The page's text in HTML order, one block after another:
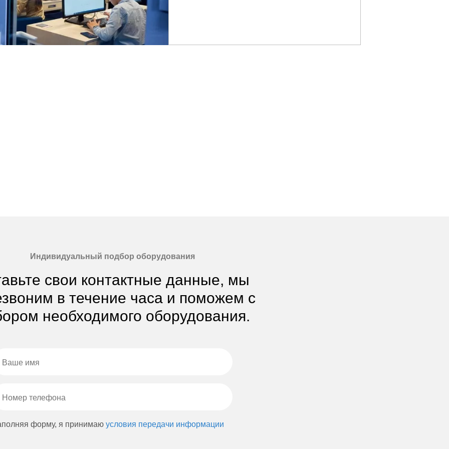
Индивидуальный подбор оборудования
свои контактные данные, мы
в течение часа и поможем с
необходимого оборудования.
форму, я принимаю условия передачи информации